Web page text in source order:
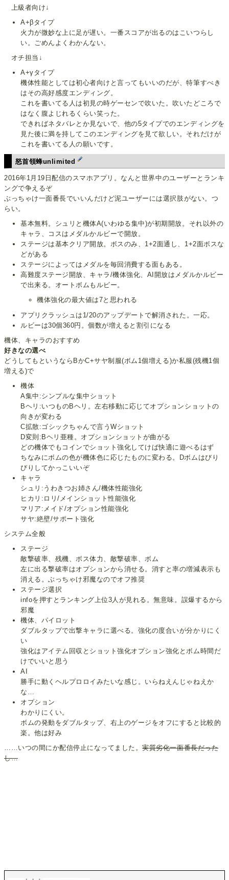
上級者向け↓
A+βタイプ
火力が微妙な上に足が遅い。一番スコアが出るのはこいつらし
い。ごめんよくわかんない。
オチ担当↓
A+γタイプ
機体性能としては初心者向けと言ってもいいのだが、特筆すべき
はその高好感度エンディング。
これを書いてる人は初見の時ゲーセンで吹いた。吹いたどころで
はなく腹よじれるくらい笑った。
できればネタバレとか見ないで、他の5タイプでのエンディングを
見た後に満を持してこのエンディングを見て欲しい。それだけが
これを書いてる人の願いです。
怒首領蜂unlimited
2016年1月19日配信のスマホアプリ。なんと世界中のユーザーとランキ
ングで争えるぞ
ぶっちゃけ一面番長でいいんだけど泥ユーザーには選択肢がない。つ
らい。
基本無料。シュリと機体A(いわゆる集中)が初期開放。それ以外の
キャラ、コスはメダルかルビーで開放。
ステージは基本クリア開放。ボスのみ、1+2面通し、1+2面ボスな
どがある
ステージによってはメダルを毎回消費する面もある。
高難度ステージ開放、キャラ/機体強化、AI開放はメダルかルビー
で出来る。オートボムもルビー。
機体強化の最大値は7と思われる
アプリクラッシュは1/20のアップデートで解消された。一応。
ルビーは30個360円。個数が増えると割引になる
機体、キャラのおすすめ
好きなの選べ
どうしてもというならBかC+サヤ制服(ボム1個増える)か私服(残機1個
増える)で
機体
A集中:シンプルな集中ショット
Bヘリ:いつものBヘリ。左右移動に応じてオプションショットの
向きが変わる
C拡散:ゴシックちゃんで言うWショット
D変則:Bヘリ亜種。オプションショットが曲がる
どの機体でもコインでショット強化してけば快適に遊べるはず
ちなみにボムの色が機体色に応じたものに変わる。Dボムはびり
びりしてかっこいいぞ
キャラ
シュリ:うわきつお姉さん/機体性能強化
ヒカリ:ロリ/メインショット性能強化
マリア:メイド/オプション性能強化
サヤ:絶壁/サポート強化
システム全般
ステージ
敵撃破率、残機、ボス体力、敵撃破率、ボム
左に出る撃破率はオプションから消せる。消すと率の増減表示も
消える。ぶっちゃけ邪魔なのでオフ推奨
ステージ選択
infoを押すとランキング上位3人が見れる。無意味。誤爆するから
邪魔
機体、パイロット
ダブルタップで出撃キャラに選べる。強化の度合いが分かりにく
い
強化はアイテム回収とショット強化オプション強化とボム時間だ
けでいいと思う
AI
勝手に動くヘルプロロイみたいな感じ。いらねえんじゃねえか
な…
オプション
わかりにくい。
ボムの発動をダブルタップ、右上のゲージをオフにすると比較的
楽。他は好み
……いつの間にか配信停止になってました。実質劣化一面番長だった
し…